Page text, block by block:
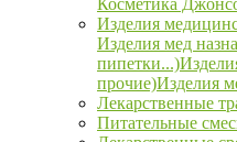
Косметика
Изделия
Изделия мед
пипетки...)
прочие)Изделия
Лекарственные
Питательные